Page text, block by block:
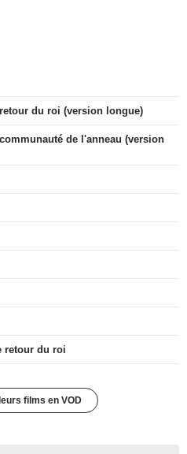
du roi (version longue)
de l'anneau (version
retour du roi
films en VOD